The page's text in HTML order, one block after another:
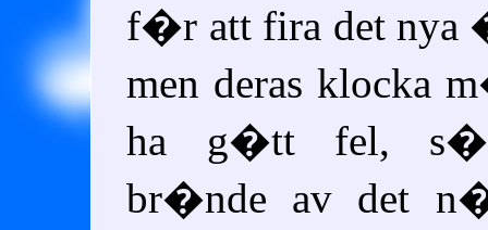
f�r att fira det nya
men deras klocka
ha g�tt fel,
br�nde av det